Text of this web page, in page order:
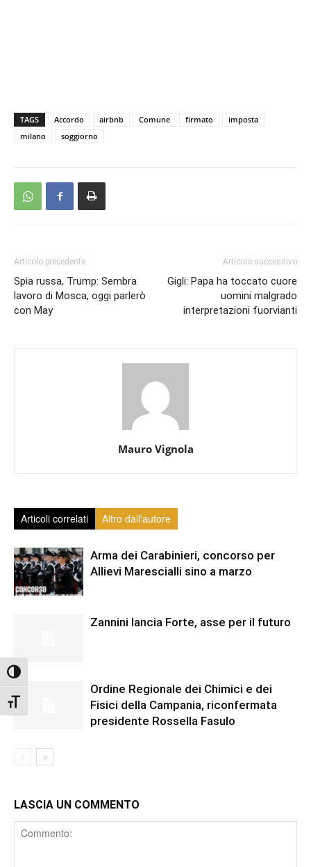
Attiva/disattiva alto contrasto
Attiva/disattiva dimensione testo
TAGS Accordo airbnb Comune firmato
imposta
milano
soggiorno
Articolo precedente
Spia russa, Trump: Sembra
lavoro di Mosca, oggi parlerò
con May
Articolo successivo
Gigli: Papa ha toccato cuore
uomini malgrado
interpretazioni fuorvianti
Mauro Vignola
Articoli correlati Altro dall'autore
Arma dei Carabinieri, concorso per
Allievi Marescialli sino a marzo
Zannini lancia Forte, asse per il futuro
Ordine Regionale dei Chimici e dei
Fisici della Campania, riconfermata
presidente Rossella Fasulo
LASCIA UN COMMENTO
Comment